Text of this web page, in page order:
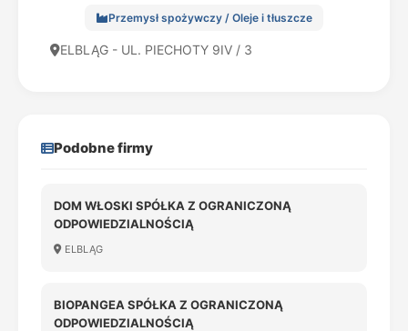
Przemysł spożywczy / Oleje i tłuszcze
ELBLĄG - UL. PIECHOTY 9IV / 3
Podobne firmy
DOM WŁOSKI SPÓŁKA Z OGRANICZONĄ
ODPOWIEDZIALNOŚCIĄ
ELBLĄG
BIOPANGEA SPÓŁKA Z OGRANICZONĄ
ODPOWIEDZIALNOŚCIĄ